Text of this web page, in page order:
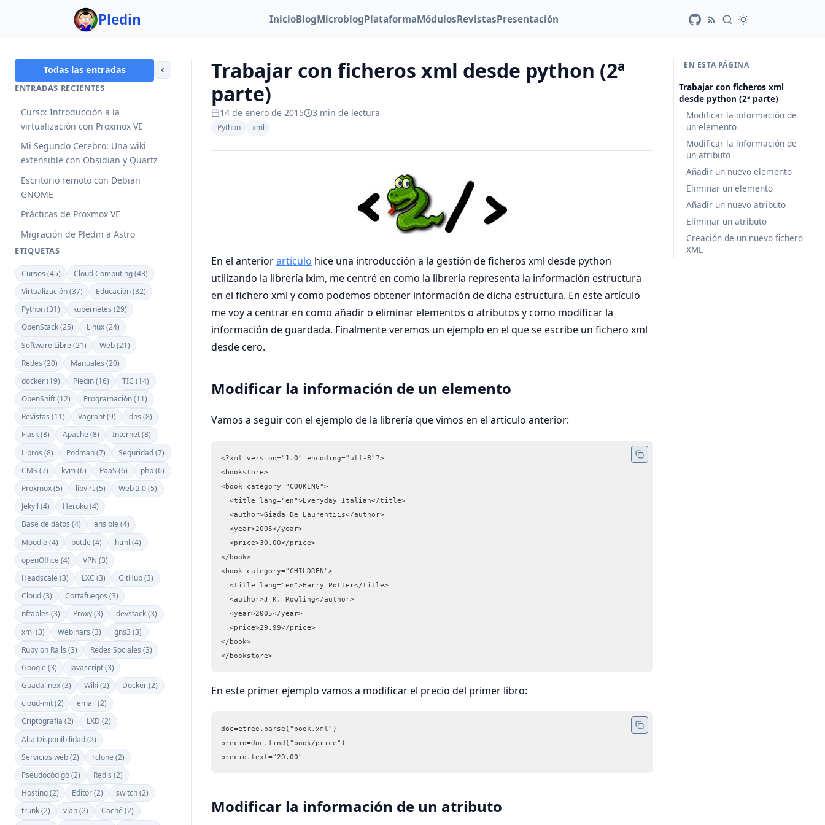
Pledin InicioBlogMicroblogPlataformaMódulosRevistasPresentación
Todas las entradas ‹
ENTRADAS RECIENTES
Curso: Introducción a la
virtualización con Proxmox VE
Mi Segundo Cerebro: Una wiki
extensible con Obsidian y Quartz
Escritorio remoto con Debian
GNOME
Prácticas de Proxmox VE
Migración de Pledin a Astro
ETIQUETAS
Cursos (45)
Cloud Computing (43)
Virtualización (37)
Educación (32)
Python (31)
kubernetes (29)
OpenStack (25)
Linux (24)
Software Libre (21)
Web (21)
Redes (20)
Manuales (20)
docker (19)
Pledin (16)
TIC (14)
OpenShift (12)
Programación (11)
Revistas (11)
Vagrant (9)
dns (8)
Flask (8)
Apache (8)
Internet (8)
Libros (8)
Podman (7)
Seguridad (7)
CMS (7)
kvm (6) PaaS (6)
php (6)
Proxmox (5)
libvirt (5)
Web 2.0 (5)
Jekyll (4)
Heroku (4)
Base de datos (4)
ansible (4)
Moodle (4)
bottle (4)
html (4)
openOffice (4)
VPN (3)
Headscale (3)
LXC (3)
GitHub (3)
Cloud (3)
Cortafuegos (3)
nftables (3)
Proxy (3)
devstack (3)
xml (3)
Webinars (3)
gns3 (3)
Ruby on Rails (3)
Redes Sociales (3)
Google (3)
Javascript (3)
Guadalinex (3)
Wiki (2)
Docker (2)
cloud-init (2)
email (2)
Criptografía (2)
LXD (2)
Alta Disponibilidad (2)
Servicios web (2)
rclone (2)
Pseudocódigo (2)
Redis (2)
Hosting (2)
Editor (2)
switch (2)
trunk (2)
vlan (2)
Caché (2)
Trabajar con ficheros xml desde python (2ª
parte)
14 de enero de 2015 3 min de lectura
Python xml
En el anteriorartículo hice una introducción a la gestión de ficheros xml desde python
utilizando la librería lxlm, me centré en como la librería representa la información estructura
en el fichero xml y como podemos obtener información de dicha estructura. En este artículo
me voy a centrar en como añadir o eliminar elementos o atributos y como modificar la
información de guardada. Finalmente veremos un ejemplo en el que se escribe un fichero xml
desde cero.
Modificar la información de un elemento
Vamos a seguir con el ejemplo de la librería que vimos en el artículo anterior:
<?xml version="1.0" encoding="utf-8"?>
<bookstore>
<book category="COOKING">
<title lang="en">Everyday Italian</title>
<author>Giada De Laurentiis</author>
<year>2005</year>
<price>30.00</price>
</book>
<book category="CHILDREN">
<title lang="en">Harry Potter</title>
<author>J K. Rowling</author>
<year>2005</year>
<price>29.99</price>
</book>
</bookstore>
En este primer ejemplo vamos a modificar el precio del primer libro:
doc=etree.parse("book.xml")
precio=doc.find("book/price")
precio.text="20.00"
Modificar la información de un atributo
EN ESTA PÁGINA
Trabajar con ficheros xml
desde python (2ª parte)
Modificar la información de
un elemento
Modificar la información de
un atributo
Añadir un nuevo elemento
Eliminar un elemento
Añadir un nuevo atributo
Eliminar un atributo
Creación de un nuevo fichero
XML